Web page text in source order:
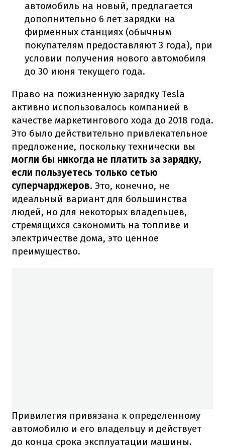
автомобиль на новый, предлагается
дополнительно 6 лет зарядки на
фирменных станциях (обычным
покупателям предоставляют 3 года), при
условии получения нового автомобиля
до 30 июня текущего года.
Право на пожизненную зарядку Tesla
активно использовалось компанией в
качестве маркетингового хода до 2018 года.
Это было действительно привлекательное
предложение, поскольку технически вы
могли бы никогда не платить за зарядку,
если пользуетесь только сетью
суперчарджеров. Это, конечно, не
идеальный вариант для большинства
людей, но для некоторых владельцев,
стремящихся сэкономить на топливе и
электричестве дома, это ценное
преимущество.
Привилегия привязана к определенному
автомобилю и его владельцу и действует
до конца срока эксплуатации машины.